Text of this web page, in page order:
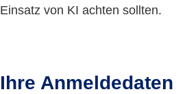
Einsatz von KI achten sollten.
Ihre Anmeldedaten